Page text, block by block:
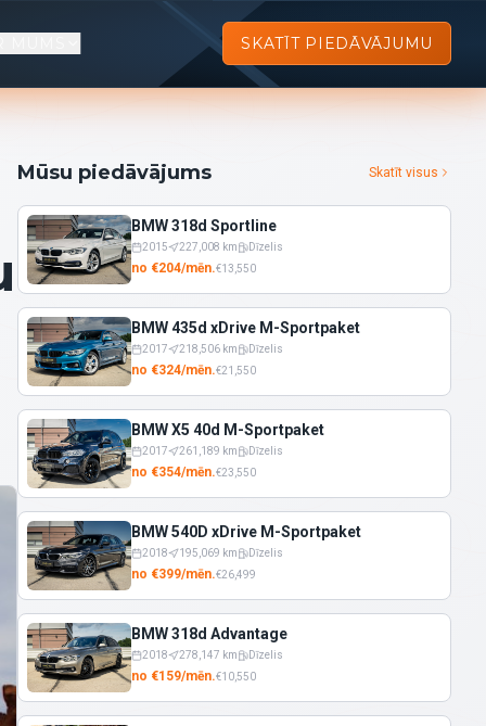
SKATĪT PIEDĀVĀJUMU
Mūsu piedāvājums Skatīt visus
BMW 318d Sportline
2015 227,008 km Dīzelis
no €204/mēn.€13,550
BMW 435d xDrive M-Sportpaket
2017 218,506 km Dīzelis
no €324/mēn.€21,550
BMW X5 40d M-Sportpaket
2017 261,189 km Dīzelis
no €354/mēn.€23,550
BMW 540D xDrive M-Sportpaket
2018 195,069 km Dīzelis
no €399/mēn.€26,499
BMW 318d Advantage
2018 278,147 km Dīzelis
no €159/mēn.€10,550